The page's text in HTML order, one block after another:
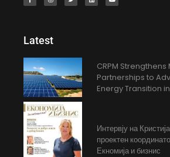
Latest
CRPM Strengthens
Partnerships to
Energy Transition
Интервју на
проектен
Екномија и бизнис